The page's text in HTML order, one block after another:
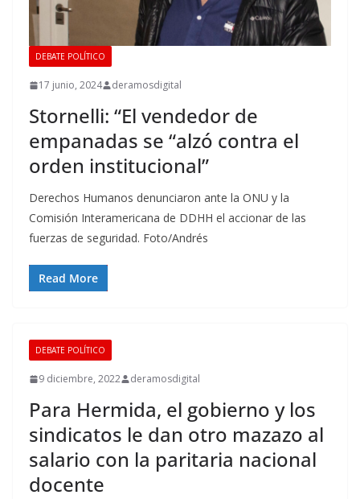
DEBATE POLÍTICO
17 junio, 2024 deramosdigital
Stornelli: “El vendedor de
empanadas se “alzó contra el
orden institucional”
Derechos Humanos denunciaron ante la ONU y la
Comisión Interamericana de DDHH el accionar de las
fuerzas de seguridad. Foto/Andrés
Read More
DEBATE POLÍTICO
9 diciembre, 2022 deramosdigital
Para Hermida, el gobierno y los
sindicatos le dan otro mazazo al
salario con la paritaria nacional
docente